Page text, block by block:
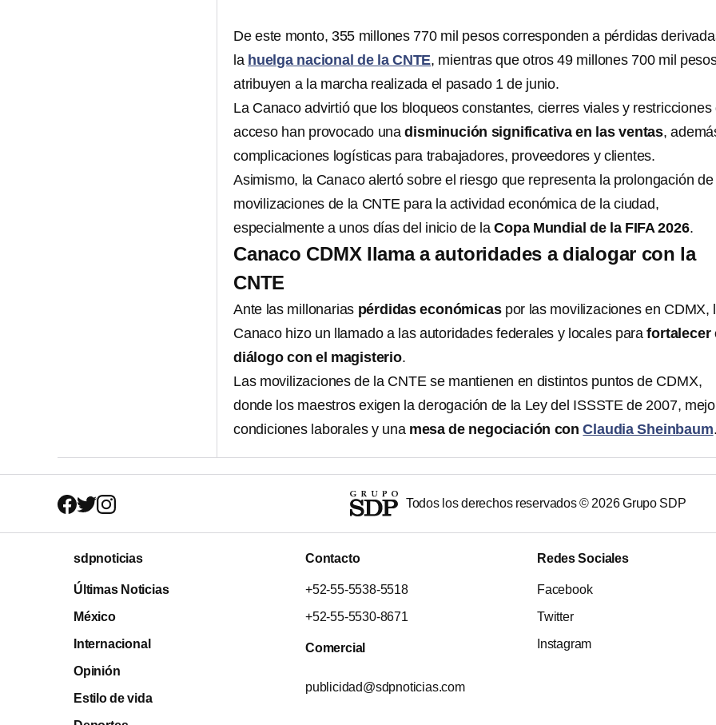
De este monto, 355 millones 770 mil pesos corresponden a pérdidas
la huelga nacional de la CNTE, mientras que otros 49 millones 700 mil
atribuyen a la marcha realizada el pasado 1 de junio.
La Canaco advirtió que los bloqueos constantes, cierres viales y restricciones
acceso han provocado unadisminución significativa en las ventas,
complicaciones logísticas para trabajadores, proveedores y clientes.
Asimismo, la Canaco alertó sobre el riesgo que representa la prolongación de
movilizaciones de la CNTE para la actividad económica de la ciudad,
especialmente a unos días del inicio de laCopa Mundial de la FIFA 2026.
Canaco CDMX llama a autoridades a dialogar con la
CNTE
Ante las millonarias pérdidas económicaspor las movilizaciones en CDMX,
Canaco hizo un llamado a las autoridades federales y locales parafortalecer
diálogo con el magisterio.
Las movilizaciones de la CNTE se mantienen en distintos puntos de CDMX,
donde los maestros exigen la derogación de la Ley del ISSSTE de 2007,
condiciones laborales y unamesa de negociación conClaudia Sheinbaum
Todos los derechos reservados © 2026Grupo SDP
sdpnoticias
Últimas Noticias
México
Internacional
Opinión
Estilo de vida
Contacto
+52-55-5538-5518
+52-55-5530-8671
Comercial
publicidad@sdpnoticias.com
Redes Sociales
Facebook
Twitter
Instagram